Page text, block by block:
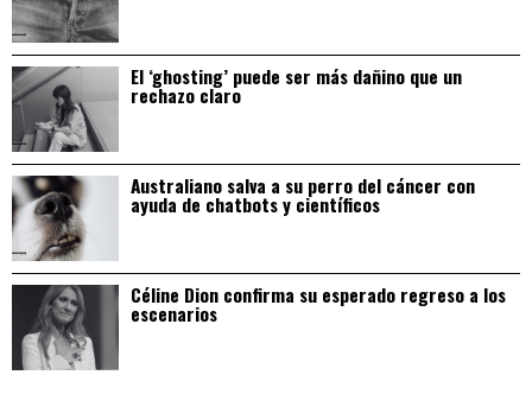
El ‘ghosting’ puede ser más dañino que un
rechazo claro
Australiano salva a su perro del cáncer con
ayuda de chatbots y científicos
Céline Dion confirma su esperado regreso a los
escenarios